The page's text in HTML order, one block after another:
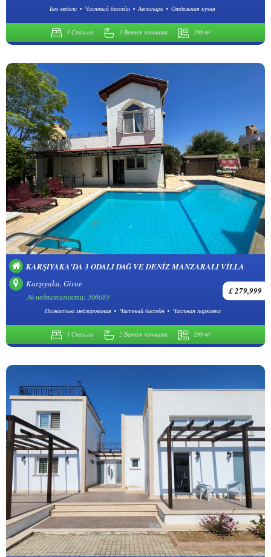
Без мебели Частный бассейн Автопарк Отдельная кухня
3 Спальня 3 Ванная комната 200 m²
KARŞIYAKA'DA 3 ODALI DAĞ VE DENİZ MANZARALI VİLLA
Karşıyaka, Girne
£ 279,999
№ недвижимости: 306083
Полностью меблированая Частный бассейн Частная парковка
3 Спальня 2 Ванная комната 200 m²